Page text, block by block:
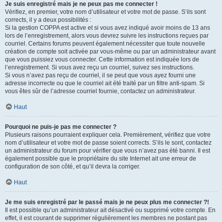
Je suis enregistré mais je ne peux pas me connecter !
Vérifiez, en premier, votre nom d’utilisateur et votre mot de passe. S’ils sont
corrects, il y a deux possibilités :
Si la gestion COPPA est active et si vous avez indiqué avoir moins de 13 ans
lors de l’enregistrement, alors vous devrez suivre les instructions reçues par
courriel. Certains forums peuvent également nécessiter que toute nouvelle
création de compte soit activée par vous-même ou par un administrateur avant
que vous puissiez vous connecter. Cette information est indiquée lors de
l’enregistrement. Si vous avez reçu un courriel, suivez ses instructions.
Si vous n’avez pas reçu de courriel, il se peut que vous ayez fourni une
adresse incorrecte ou que le courriel ait été traité par un filtre anti-spam. Si
vous êtes sûr de l’adresse courriel fournie, contactez un administrateur.
Haut
Pourquoi ne puis-je pas me connecter ?
Plusieurs raisons pourraient expliquer cela. Premièrement, vérifiez que votre
nom d’utilisateur et votre mot de passe soient corrects. S’ils le sont, contactez
un administrateur du forum pour vérifier que vous n’avez pas été banni. Il est
également possible que le propriétaire du site Internet ait une erreur de
configuration de son côté, et qu’il devra la corriger.
Haut
Je me suis enregistré par le passé mais je ne peux plus me connecter ?!
Il est possible qu’un administrateur ait désactivé ou supprimé votre compte. En
effet, il est courant de supprimer régulièrement les membres ne postant pas